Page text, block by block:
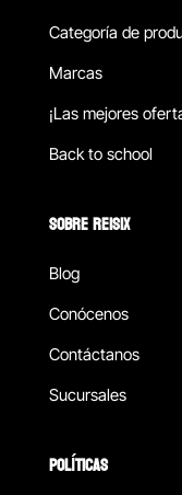
Categoría de
Marcas
¡Las mejores
Back to school
SOBRE REISIX
Blog
Conócenos
Contáctanos
Sucursales
POLÍTICAS